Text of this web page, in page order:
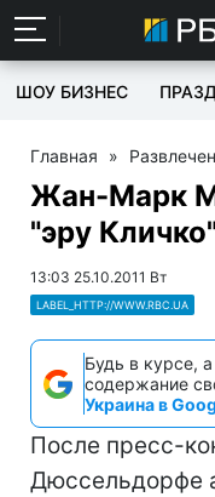
ШОУ БИЗНЕС
Главная »
Жан-Марк
"эру
13:03 25.10.2011 Вт
LABEL_HTTP://WWW.RBC.UA
Будь в курсе,
содержание
Украина в
После пресс-
Дюссельдорфе